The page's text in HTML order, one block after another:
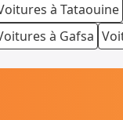
à Tataouine
à Gafsa